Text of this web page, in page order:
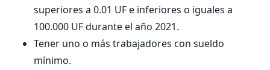
superiores a 0.01 UF e inferiores o iguales a
100.000 UF durante el año 2021.
Tener uno o más trabajadores con sueldo
mínimo.